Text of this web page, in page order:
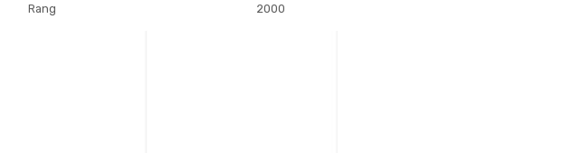
Rang 2000